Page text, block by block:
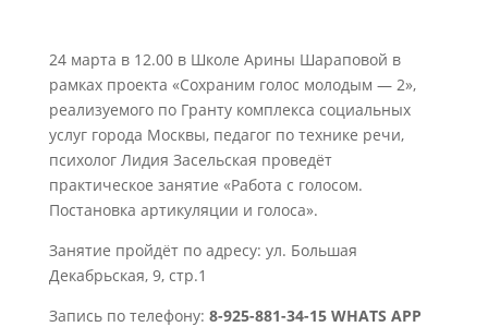
24 марта в 12.00 в Школе Арины Шараповой в
рамках проекта «Сохраним голос молодым — 2»,
реализуемого по Гранту комплекса социальных
услуг города Москвы, педагог по технике речи,
психолог Лидия Засельская проведёт
практическое занятие «Работа с голосом.
Постановка артикуляции и голоса».
Занятие пройдёт по адресу: ул. Большая
Декабрьская, 9, стр.1
Запись по телефону: 8-925-881-34-15 WHATS APP